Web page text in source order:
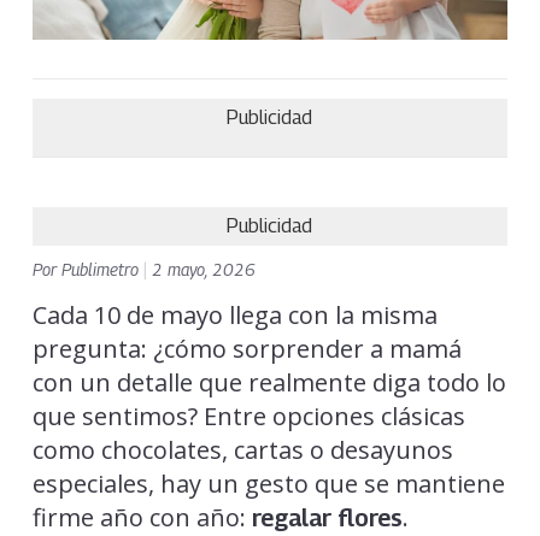
Publicidad
Publicidad
PorPublimetro 2 mayo, 2026
Cada 10 de mayo llega con la misma
pregunta: ¿cómo sorprender a mamá
con un detalle que realmente diga todo lo
que sentimos? Entre opciones clásicas
como chocolates, cartas o desayunos
especiales, hay un gesto que se mantiene
firme año con año: regalar flores.